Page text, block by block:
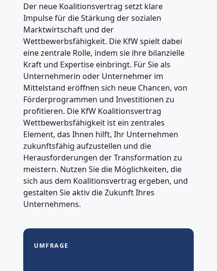
Der neue Koalitionsvertrag setzt klare
Impulse für die Stärkung der sozialen
Marktwirtschaft und der
Wettbewerbsfähigkeit. Die KfW spielt dabei
eine zentrale Rolle, indem sie ihre bilanzielle
Kraft und Expertise einbringt. Für Sie als
Unternehmerin oder Unternehmer im
Mittelstand eröffnen sich neue Chancen, von
Förderprogrammen und Investitionen zu
profitieren. Die KfW Koalitionsvertrag
Wettbewerbsfähigkeit ist ein zentrales
Element, das Ihnen hilft, Ihr Unternehmen
zukunftsfähig aufzustellen und die
Herausforderungen der Transformation zu
meistern. Nutzen Sie die Möglichkeiten, die
sich aus dem Koalitionsvertrag ergeben, und
gestalten Sie aktiv die Zukunft Ihres
Unternehmens.
UMFRAGE